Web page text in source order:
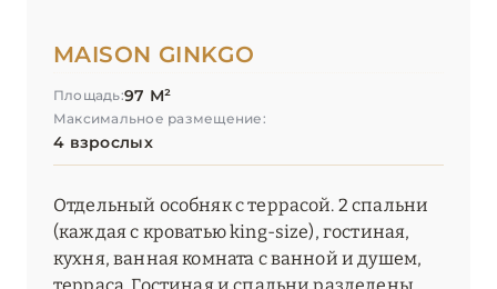
MAISON GINKGO
Площадь:97 М²
Максимальное размещение:
4 взрослых
Отдельный особняк с террасой. 2 спальни
(каждая с кроватью king-size), гостиная,
кухня, ванная комната с ванной и душем,